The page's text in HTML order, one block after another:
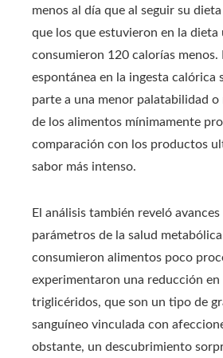
menos al día que al seguir su
que los que estuvieron en la dieta
consumieron 120 calorías menos.
espontánea en la ingesta calórica
parte a una menor palatabilidad
de los alimentos mínimamente
comparación con los productos
sabor más intenso.
El análisis también reveló
parámetros de la salud
consumieron alimentos poco
experimentaron una reducción en
triglicéridos, que son un tipo de
sanguíneo vinculada con
obstante, un descubrimiento